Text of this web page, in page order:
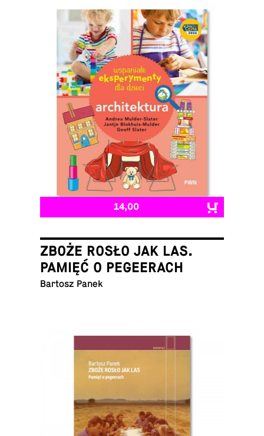
14,00
ZBOŻE ROSŁO JAK LAS.
PAMIĘĆ O PEGEERACH
Bartosz Panek